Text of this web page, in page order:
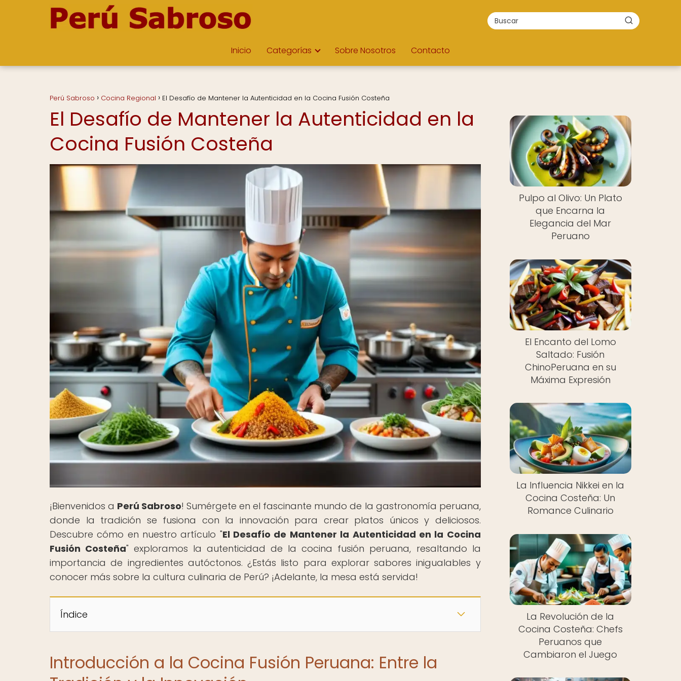
Inicio Categorías Sobre Nosotros Contacto
Perú Sabroso Cocina Regional El Desafío de Mantener la Autenticidad en la Cocina Fusión Costeña
El Desafío de Mantener la Autenticidad en la
Cocina Fusión Costeña
¡Bienvenidos a Perú Sabroso! Sumérgete en el fascinante mundo de la gastronomía peruana,
donde la tradición se fusiona con la innovación para crear platos únicos y deliciosos.
Descubre cómo en nuestro artículo "El Desafío de Mantener la Autenticidad en la Cocina
Fusión Costeña" exploramos la autenticidad de la cocina fusión peruana, resaltando la
importancia de ingredientes autóctonos. ¿Estás listo para explorar sabores inigualables y
conocer más sobre la cultura culinaria de Perú? ¡Adelante, la mesa está servida!
Índice
Introducción a la Cocina Fusión Peruana: Entre la
Pulpo al Olivo: Un Plato
que Encarna la
Elegancia del Mar
Peruano
El Encanto del Lomo
Saltado: Fusión
ChinoPeruana en su
Máxima Expresión
La Influencia Nikkei en la
Cocina Costeña: Un
Romance Culinario
La Revolución de la
Cocina Costeña: Chefs
Peruanos que
Cambiaron el Juego